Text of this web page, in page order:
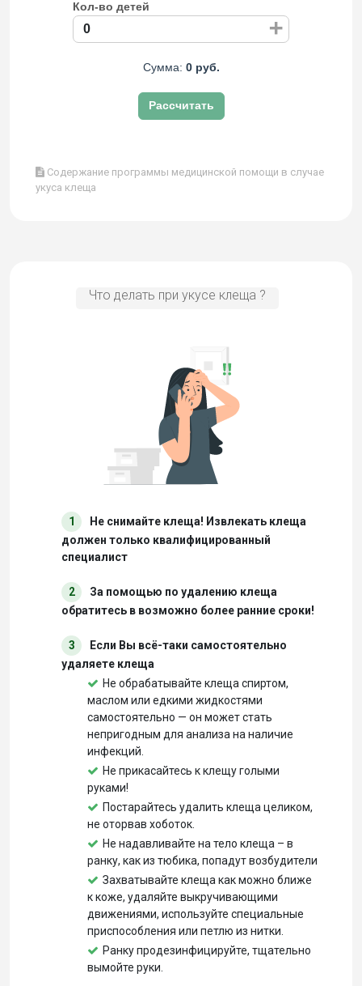
Кол-во детей
+
Сумма: 0 руб.
Рассчитать
Содержание программы медицинской помощи в случае
укуса клеща
Что делать при укусе клеща ?
1
Не снимайте клеща! Извлекать клеща
должен только квалифицированный
специалист
2
За помощью по удалению клеща
обратитесь в возможно более ранние сроки!
3
Если Вы всё-таки самостоятельно
удаляете клеща
Не обрабатывайте клеща спиртом,
маслом или едкими жидкостями
самостоятельно — он может стать
непригодным для анализа на наличие
инфекций.
Не прикасайтесь к клещу голыми
руками!
Постарайтесь удалить клеща целиком,
не оторвав хоботок.
Не надавливайте на тело клеща – в
ранку, как из тюбика, попадут возбудители
Захватывайте клеща как можно ближе
к коже, удаляйте выкручивающими
движениями, используйте специальные
приспособления или петлю из нитки.
Ранку продезинфицируйте, тщательно
вымойте руки.